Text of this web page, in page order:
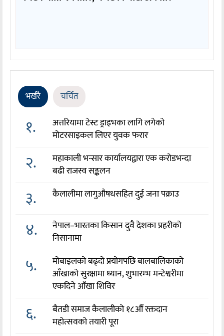
भर्खरै चर्चित
१.
अत्तरियामा टेस्ट ड्राइभका लागि लगेको
मोटरसाइकल लिएर युवक फरार
२.
महाकाली भन्सार कार्यालयद्वारा एक करोडभन्दा
बढी राजस्व सङ्कलन
३. कैलालीमा लागुऔषधसहित दुई जना पक्राउ
४.
नेपाल–भारतका किसान दुवै देशका प्रहरीको
निसानामा
५.
मोबाइलको बढ्दो प्रयोगपछि बालबालिकाको
आँखाको सुरक्षामा ध्यान, शुभारम्भ मन्टेश्वरीमा
एकदिने आँखा शिविर
६.
बैतडी समाज कैलालीको १८औँ रक्तदान
महोत्सवको तयारी पूरा